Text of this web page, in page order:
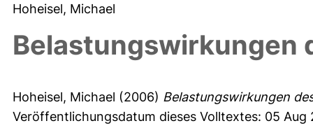
Hoheisel, Michael
Belastungswirkungen
Hoheisel, Michael (2006) Belastungswirkungen
Veröffentlichungsdatum dieses Volltextes: 05 Aug